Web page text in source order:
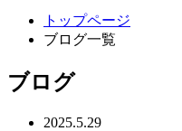
トップページ
ブログ一覧
ブログ
2025.5.29